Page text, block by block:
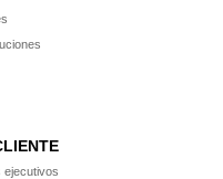
ejecutivos